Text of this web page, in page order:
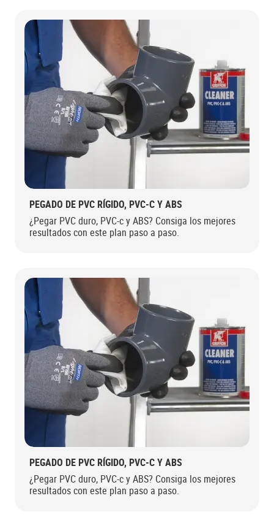
PEGADO DE PVC RÍGIDO, PVC-C Y ABS
¿Pegar PVC duro, PVC-c y ABS? Consiga los mejores
resultados con este plan paso a paso.
PEGADO DE PVC RÍGIDO, PVC-C Y ABS
¿Pegar PVC duro, PVC-c y ABS? Consiga los mejores
resultados con este plan paso a paso.